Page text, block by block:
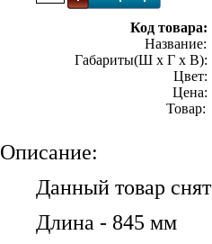
Код товара:
Название:
Габариты(Ш х Г х В):
Цвет:
Цена:
Товар:
Описание:
Данный товар
Длина - 845 мм